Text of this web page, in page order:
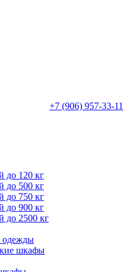
+7 (906) 957-33-11
до 120 кг
до 500 кг
до 750 кг
до 900 кг
до 2500 кг
одежды
шкафы